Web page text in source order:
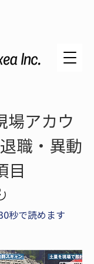
場アカウ
職・異動
目
秒で読めます